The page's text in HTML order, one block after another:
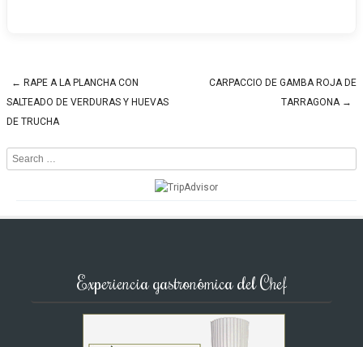
Post navigation
← RAPE A LA PLANCHA CON
SALTEADO DE VERDURAS Y HUEVAS
DE TRUCHA
CARPACCIO DE GAMBA ROJA DE
TARRAGONA →
Search
Experiencia gastronómica del Chef